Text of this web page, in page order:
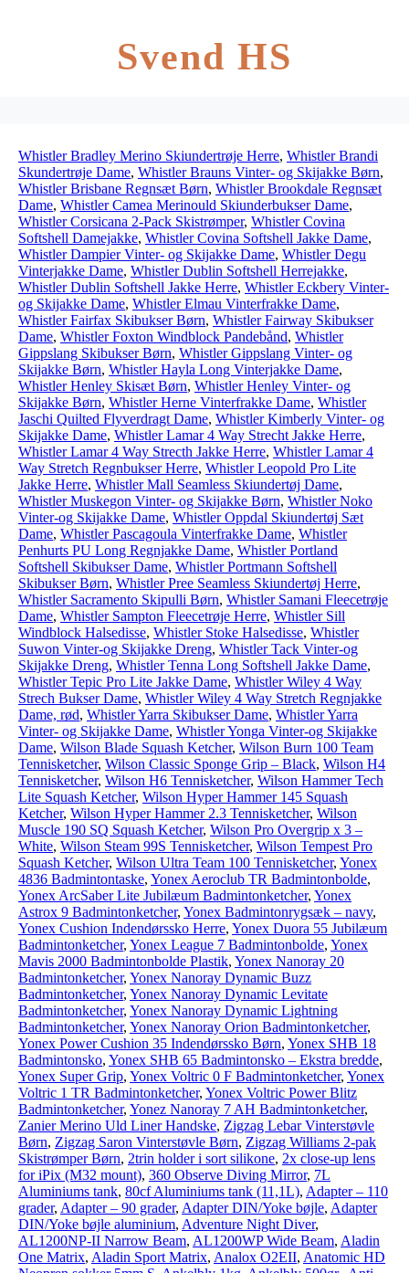
Svend HS
Whistler Bradley Merino Skiundertrøje Herre, Whistler Brandi
Skundertrøje Dame, Whistler Brauns Vinter- og Skijakke Børn,
Whistler Brisbane Regnsæt Børn, Whistler Brookdale Regnsæt
Dame, Whistler Camea Merinould Skiunderbukser Dame,
Whistler Corsicana 2-Pack Skistrømper, Whistler Covina
Softshell Damejakke, Whistler Covina Softshell Jakke Dame,
Whistler Dampier Vinter- og Skijakke Dame, Whistler Degu
Vinterjakke Dame, Whistler Dublin Softshell Herrejakke,
Whistler Dublin Softshell Jakke Herre, Whistler Eckbery Vinter-
og Skijakke Dame, Whistler Elmau Vinterfrakke Dame,
Whistler Fairfax Skibukser Børn, Whistler Fairway Skibukser
Dame, Whistler Foxton Windblock Pandebånd, Whistler
Gippslang Skibukser Børn, Whistler Gippslang Vinter- og
Skijakke Børn, Whistler Hayla Long Vinterjakke Dame,
Whistler Henley Skisæt Børn, Whistler Henley Vinter- og
Skijakke Børn, Whistler Herne Vinterfrakke Dame, Whistler
Jaschi Quilted Flyverdragt Dame, Whistler Kimberly Vinter- og
Skijakke Dame, Whistler Lamar 4 Way Strecht Jakke Herre,
Whistler Lamar 4 Way Strecth Jakke Herre, Whistler Lamar 4
Way Stretch Regnbukser Herre, Whistler Leopold Pro Lite
Jakke Herre, Whistler Mall Seamless Skiundertøj Dame,
Whistler Muskegon Vinter- og Skijakke Børn, Whistler Noko
Vinter-og Skijakke Dame, Whistler Oppdal Skiundertøj Sæt
Dame, Whistler Pascagoula Vinterfrakke Dame, Whistler
Penhurts PU Long Regnjakke Dame, Whistler Portland
Softshell Skibukser Dame, Whistler Portmann Softshell
Skibukser Børn, Whistler Pree Seamless Skiundertøj Herre,
Whistler Sacramento Skipulli Børn, Whistler Samani Fleecetrøje
Dame, Whistler Sampton Fleecetrøje Herre, Whistler Sill
Windblock Halsedisse, Whistler Stoke Halsedisse, Whistler
Suwon Vinter-og Skijakke Dreng, Whistler Tack Vinter-og
Skijakke Dreng, Whistler Tenna Long Softshell Jakke Dame,
Whistler Tepic Pro Lite Jakke Dame, Whistler Wiley 4 Way
Strech Bukser Dame, Whistler Wiley 4 Way Stretch Regnjakke
Dame, rød, Whistler Yarra Skibukser Dame, Whistler Yarra
Vinter- og Skijakke Dame, Whistler Yonga Vinter-og Skijakke
Dame, Wilson Blade Squash Ketcher, Wilson Burn 100 Team
Tennisketcher, Wilson Classic Sponge Grip – Black, Wilson H4
Tennisketcher, Wilson H6 Tennisketcher, Wilson Hammer Tech
Lite Squash Ketcher, Wilson Hyper Hammer 145 Squash
Ketcher, Wilson Hyper Hammer 2.3 Tennisketcher, Wilson
Muscle 190 SQ Squash Ketcher, Wilson Pro Overgrip x 3 –
White, Wilson Steam 99S Tennisketcher, Wilson Tempest Pro
Squash Ketcher, Wilson Ultra Team 100 Tennisketcher, Yonex
4836 Badmintontaske, Yonex Aeroclub TR Badmintonbolde,
Yonex ArcSaber Lite Jubilæum Badmintonketcher, Yonex
Astrox 9 Badmintonketcher, Yonex Badmintonrygsæk – navy,
Yonex Cushion Indendørssko Herre, Yonex Duora 55 Jubilæum
Badmintonketcher, Yonex League 7 Badmintonbolde, Yonex
Mavis 2000 Badmintonbolde Plastik, Yonex Nanoray 20
Badmintonketcher, Yonex Nanoray Dynamic Buzz
Badmintonketcher, Yonex Nanoray Dynamic Levitate
Badmintonketcher, Yonex Nanoray Dynamic Lightning
Badmintonketcher, Yonex Nanoray Orion Badmintonketcher,
Yonex Power Cushion 35 Indendørssko Børn, Yonex SHB 18
Badmintonsko, Yonex SHB 65 Badmintonsko – Ekstra bredde,
Yonex Super Grip, Yonex Voltric 0 F Badmintonketcher, Yonex
Voltric 1 TR Badmintonketcher, Yonex Voltric Power Blitz
Badmintonketcher, Yonez Nanoray 7 AH Badmintonketcher,
Zanier Merino Uld Liner Handske, Zigzag Lebar Vinterstøvle
Børn, Zigzag Saron Vinterstøvle Børn, Zigzag Williams 2-pak
Skistrømper Børn, 2trin holder i sort silikone, 2x close-up lens
for iPix (M32 mount), 360 Observe Diving Mirror, 7L
Aluminiums tank, 80cf Aluminiums tank (11,1L), Adapter – 110
grader, Adapter – 90 grader, Adapter DIN/Yoke bøjle, Adapter
DIN/Yoke bøjle aluminium, Adventure Night Diver,
AL1200NP-II Narrow Beam, AL1200WP Wide Beam, Aladin
One Matrix, Aladin Sport Matrix, Analox O2EII, Anatomic HD